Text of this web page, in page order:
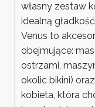
własny zestaw
idealną
Venus to
obejmujące:
ostrzami,
okolic bikini)
kobieta, która